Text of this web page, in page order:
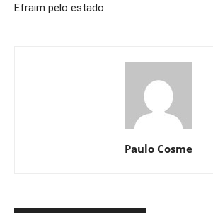
Efraim pelo estado
Paulo Cosme